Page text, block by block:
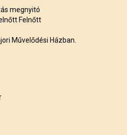
megnyitó
Felnőtt
Művelődési Házban.